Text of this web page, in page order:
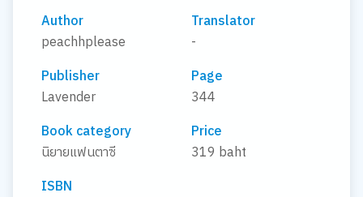
Author
peachhplease
Translator
-
Publisher
Lavender
Page
344
Book category
นิยายแฟนตาซี
Price
319 baht
ISBN